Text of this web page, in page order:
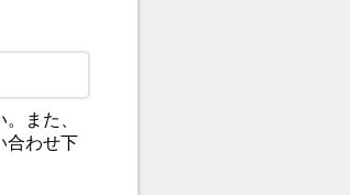
また、
合わせ下